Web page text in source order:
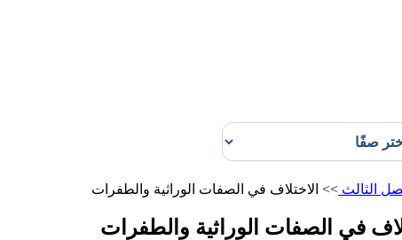
الثالث >> الاختلاف في الصفات الوراثية والطفرات
في الصفات الوراثية والطفرات